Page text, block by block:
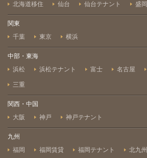
北海道移住 仙台 仙台テナント 盛岡
関東
千葉
東京 横浜
中部・東海
浜松
浜松テナント 富士 名古屋
三重
関西・中国
大阪
神戸 神戸テナント
九州
福岡
福岡賃貸 福岡テナント 北九州